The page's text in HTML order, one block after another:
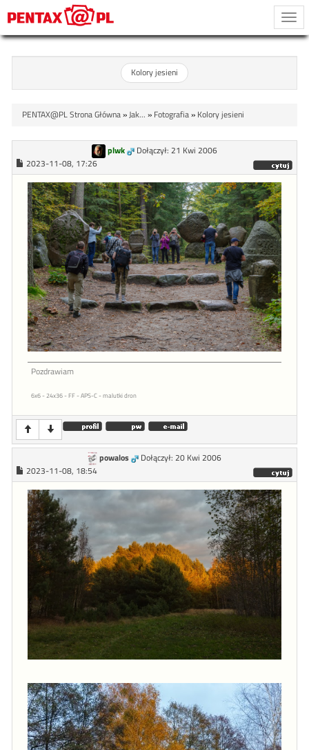
Kolory jesieni
PENTAX@PL Strona Główna»Jak... » Fotografia» Kolory jesieni
plwk
Dołączył: 21 Kwi 2006
2023-11-08, 17:26
Pozdrawiam
6x6 - 24x36 - FF - APS-C - malutki dron
powalos
Dołączył: 20 Kwi 2006
2023-11-08, 18:54